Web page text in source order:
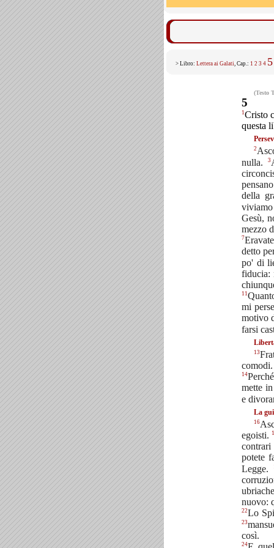
> Libro: Lettera ai Galati, Cap.: 1 2 3 4 5
(Testo
5
1Cristo
questa
2
nulla.3
della
viviamo
Gesù,
mezzo
7
detto
po' di
fiducia:
11
mi
motivo
farsi
13
14
mette
e
La
16
egoisti.
contrari
potete
Legge.
nuovo:
22Lo
23
così.
24